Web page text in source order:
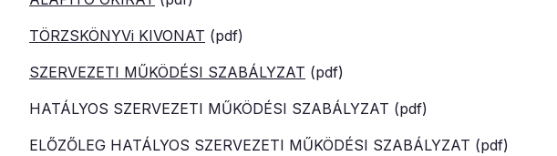
TÖRZSKÖNYVi KIVONAT (pdf)
SZERVEZETI MŰKÖDÉSI SZABÁLYZAT (pdf)
HATÁLYOS SZERVEZETI MŰKÖDÉSI SZABÁLYZAT (pdf)
ELŐZŐLEG HATÁLYOS SZERVEZETI MŰKÖDÉSI SZABÁLYZAT (pdf)